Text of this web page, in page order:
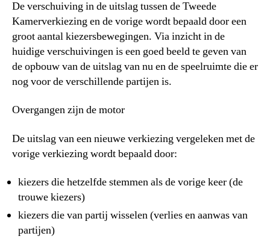
De verschuiving in de uitslag tussen de Tweede
Kamerverkiezing en de vorige wordt bepaald door een
groot aantal kiezersbewegingen. Via inzicht in de
huidige verschuivingen is een goed beeld te geven van
de opbouw van de uitslag van nu en de speelruimte die er
nog voor de verschillende partijen is.
Overgangen zijn de motor
De uitslag van een nieuwe verkiezing vergeleken met de
vorige verkiezing wordt bepaald door:
kiezers die hetzelfde stemmen als de vorige keer (de
trouwe kiezers)
kiezers die van partij wisselen (verlies en aanwas van
partijen)